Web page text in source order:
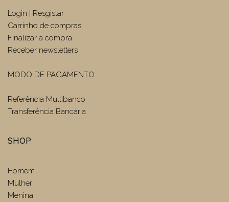
Login | Resgistar
Carrinho de compras
Finalizar a compra
Receber newsletters
MODO DE PAGAMENTO
Referência Multibanco
Transferência Bancária
SHOP
Homem
Mulher
Menina